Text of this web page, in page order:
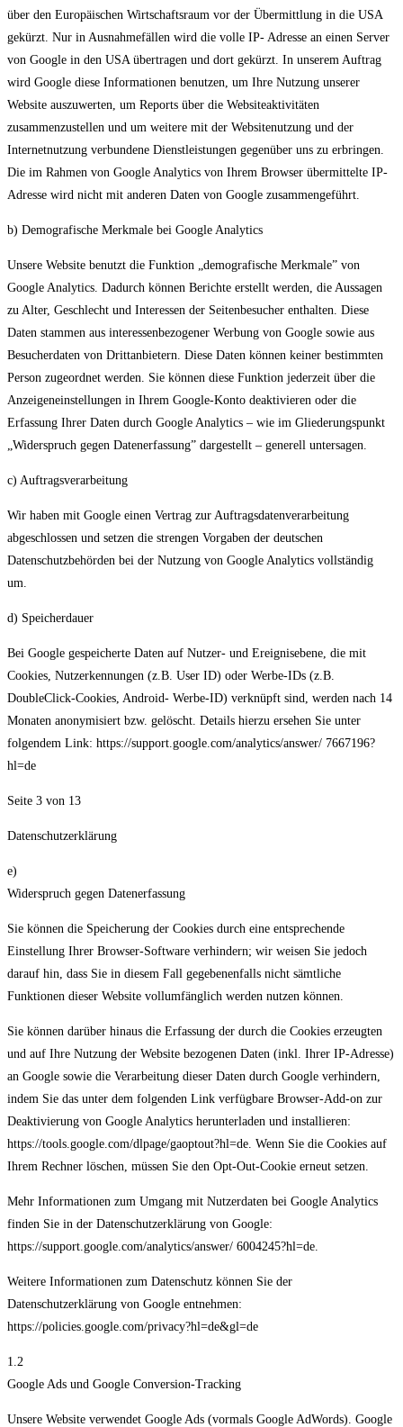
über den Europäischen Wirtschaftsraum vor der Übermittlung in die USA
gekürzt. Nur in Ausnahmefällen wird die volle IP- Adresse an einen Server
von Google in den USA übertragen und dort gekürzt. In unserem Auftrag
wird Google diese Informationen benutzen, um Ihre Nutzung unserer
Website auszuwerten, um Reports über die Websiteaktivitäten
zusammenzustellen und um weitere mit der Websitenutzung und der
Internetnutzung verbundene Dienstleistungen gegenüber uns zu erbringen.
Die im Rahmen von Google Analytics von Ihrem Browser übermittelte IP-
Adresse wird nicht mit anderen Daten von Google zusammengeführt.
b) Demografische Merkmale bei Google Analytics
Unsere Website benutzt die Funktion „demografische Merkmale” von
Google Analytics. Dadurch können Berichte erstellt werden, die Aussagen
zu Alter, Geschlecht und Interessen der Seitenbesucher enthalten. Diese
Daten stammen aus interessenbezogener Werbung von Google sowie aus
Besucherdaten von Drittanbietern. Diese Daten können keiner bestimmten
Person zugeordnet werden. Sie können diese Funktion jederzeit über die
Anzeigeneinstellungen in Ihrem Google-Konto deaktivieren oder die
Erfassung Ihrer Daten durch Google Analytics – wie im Gliederungspunkt
„Widerspruch gegen Datenerfassung” dargestellt – generell untersagen.
c) Auftragsverarbeitung
Wir haben mit Google einen Vertrag zur Auftragsdatenverarbeitung
abgeschlossen und setzen die strengen Vorgaben der deutschen
Datenschutzbehörden bei der Nutzung von Google Analytics vollständig
um.
d) Speicherdauer
Bei Google gespeicherte Daten auf Nutzer- und Ereignisebene, die mit
Cookies, Nutzerkennungen (z.B. User ID) oder Werbe-IDs (z.B.
DoubleClick-Cookies, Android- Werbe-ID) verknüpft sind, werden nach 14
Monaten anonymisiert bzw. gelöscht. Details hierzu ersehen Sie unter
folgendem Link: https://support.google.com/analytics/answer/ 7667196?
hl=de
Seite 3 von 13
Datenschutzerklärung
e)
Widerspruch gegen Datenerfassung
Sie können die Speicherung der Cookies durch eine entsprechende
Einstellung Ihrer Browser-Software verhindern; wir weisen Sie jedoch
darauf hin, dass Sie in diesem Fall gegebenenfalls nicht sämtliche
Funktionen dieser Website vollumfänglich werden nutzen können.
Sie können darüber hinaus die Erfassung der durch die Cookies erzeugten
und auf Ihre Nutzung der Website bezogenen Daten (inkl. Ihrer IP-Adresse)
an Google sowie die Verarbeitung dieser Daten durch Google verhindern,
indem Sie das unter dem folgenden Link verfügbare Browser-Add-on zur
Deaktivierung von Google Analytics herunterladen und installieren:
https://tools.google.com/dlpage/gaoptout?hl=de. Wenn Sie die Cookies auf
Ihrem Rechner löschen, müssen Sie den Opt-Out-Cookie erneut setzen.
Mehr Informationen zum Umgang mit Nutzerdaten bei Google Analytics
finden Sie in der Datenschutzerklärung von Google:
https://support.google.com/analytics/answer/ 6004245?hl=de.
Weitere Informationen zum Datenschutz können Sie der
Datenschutzerklärung von Google entnehmen:
https://policies.google.com/privacy?hl=de&gl=de
1.2
Google Ads und Google Conversion-Tracking
Unsere Website verwendet Google Ads (vormals Google AdWords). Google